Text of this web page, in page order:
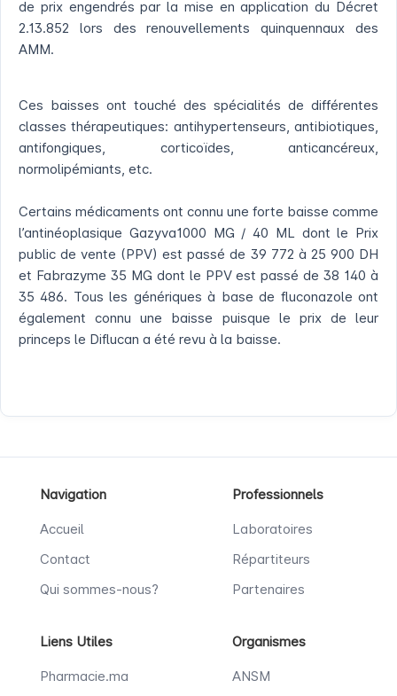
de prix engendrés par la mise en application du Décret
2.13.852 lors des renouvellements quinquennaux des
AMM.
Ces baisses ont touché des spécialités de différentes
classes thérapeutiques: antihypertenseurs, antibiotiques,
antifongiques, corticoïdes, anticancéreux,
normolipémiants, etc.
Certains médicaments ont connu une forte baisse comme
l’antinéoplasique Gazyva1000 MG / 40 ML dont le Prix
public de vente (PPV) est passé de 39 772 à 25 900 DH
et Fabrazyme 35 MG dont le PPV est passé de 38 140 à
35 486. Tous les génériques à base de fluconazole ont
également connu une baisse puisque le prix de leur
princeps le Diflucan a été revu à la baisse.
Navigation
Accueil
Contact
Qui sommes-nous?
Professionnels
Laboratoires
Répartiteurs
Partenaires
Liens Utiles
Pharmacie.ma
Organismes
ANSM